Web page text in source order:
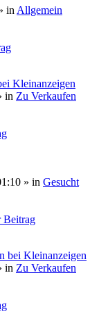
in Allgemein
Kleinanzeigen
in Zu Verkaufen
» in Gesucht
Beitrag
bei Kleinanzeigen
in Zu Verkaufen